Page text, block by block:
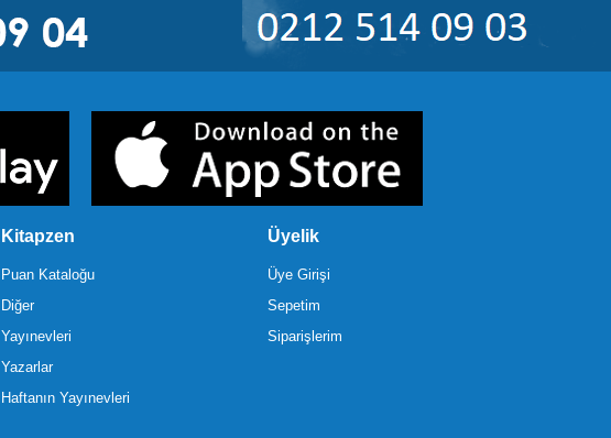
Kitapzen
Puan Kataloğu
Diğer
Yayınevleri
Yazarlar
Haftanın Yayınevleri
Üyelik
Üye Girişi
Sepetim
Siparişlerim